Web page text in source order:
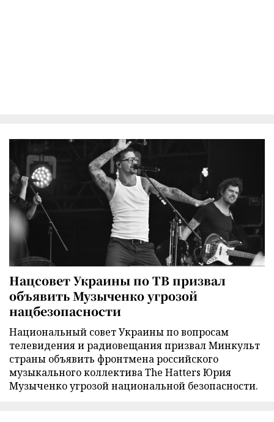
Нацсовет Украины по ТВ призвал
объявить Музыченко угрозой
нацбезопасности
Национальный совет Украины по вопросам
телевидения и радиовещания призвал Минкульт
страны объявить фронтмена российского
музыкального коллектива The Hatters Юрия
Музыченко угрозой национальной безопасности.